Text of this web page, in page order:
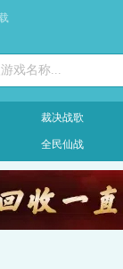
戏名称...
裁决战歌
全民仙战